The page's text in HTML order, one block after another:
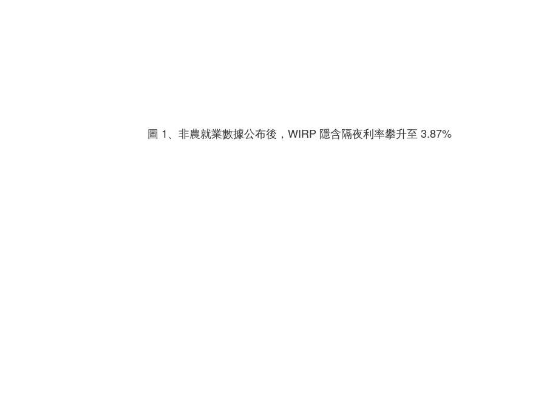
圖 1、非農就業數據公布後，WIRP 隱含隔夜利率攀升至 3.87%